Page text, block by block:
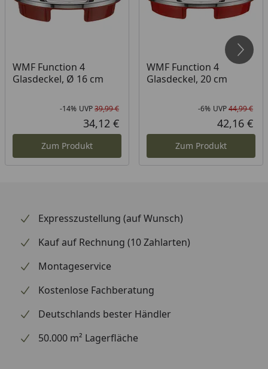
WMF Function 4
Glasdeckel, Ø 16 cm
Rabatt in Prozent
-14%
Ursprünglicher Preis
UVP39,99 €
Aktueller Preis
34,12 €
Zum Produkt
WMF Function 4
Glasdeckel, 20 cm
-6% UVP44,99 €
42,16 €
Zum Produkt
Expresszustellung (auf Wunsch)
Kauf auf Rechnung (10 Zahlarten)
Montageservice
Kostenlose Fachberatung
Deutschlands bester Händler
50.000 m² Lagerfläche